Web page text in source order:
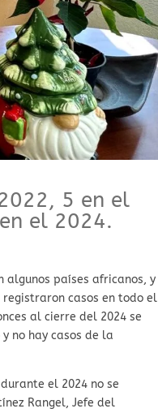
5 en el
el 2024.
algunos países africanos, y
registraron casos en todo el
al cierre del 2024 se
no hay casos de la
el 2024 no se
Rangel, Jefe del